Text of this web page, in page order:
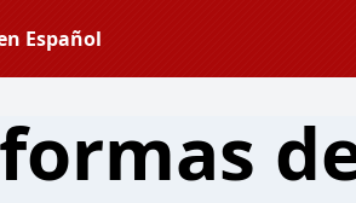
Español